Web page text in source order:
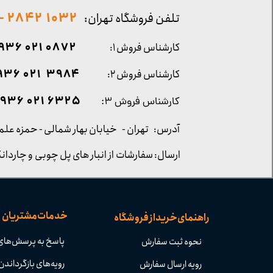
راهنمای خرید از فروشگاه
نحوه ثبت سفارش
رویه ارسال سفارش
خدمات مشتریان
پاسخ به
رویه‌های
کارشناس فروش ۳: ۶۳۲۵ ۰۲۱ ۰۹۳۶
آدرس: تهران - خیابان بهار شمالی - حمزه
تلفن فروشگاه تهران: 1032 2842 - 021
کارشناس فروش ۱: 0872 021 0936
کارشناس فروش ۲:
۳۹۸۴ ۰۲۱ ۰۹۳۶
ارسال: سفارشات از انبار های پل چوبی و